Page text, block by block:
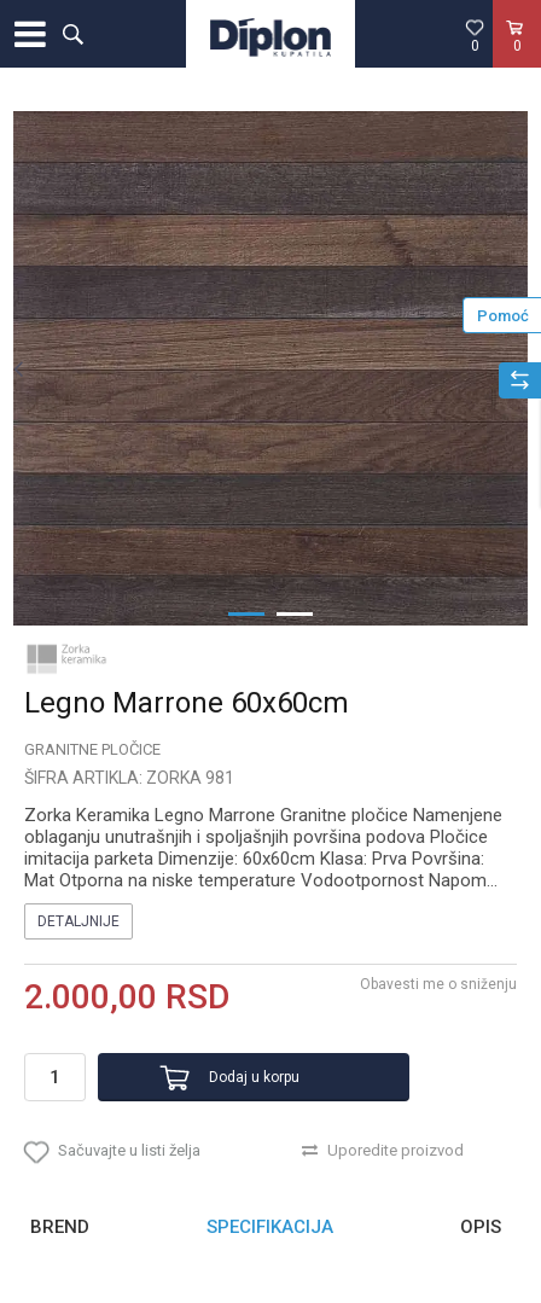
0
0
1 2
Legno Marrone 60x60cm
GRANITNE PLOČICE
ŠIFRA ARTIKLA: ZORKA 981
Zorka Keramika Legno Marrone Granitne pločice Namenjene
oblaganju unutrašnjih i spoljašnjih površina podova Pločice
imitacija parketa Dimenzije: 60x60cm Klasa: Prva Površina:
Mat Otporna na niske temperature Vodootpornost Napom...
DETALJNIJE
2.000,00 RSD Obavesti me o sniženju
Dodaj u korpu
Sačuvajte u listi želja Uporedite proizvod
Pomoć
BREND SPECIFIKACIJA OPIS